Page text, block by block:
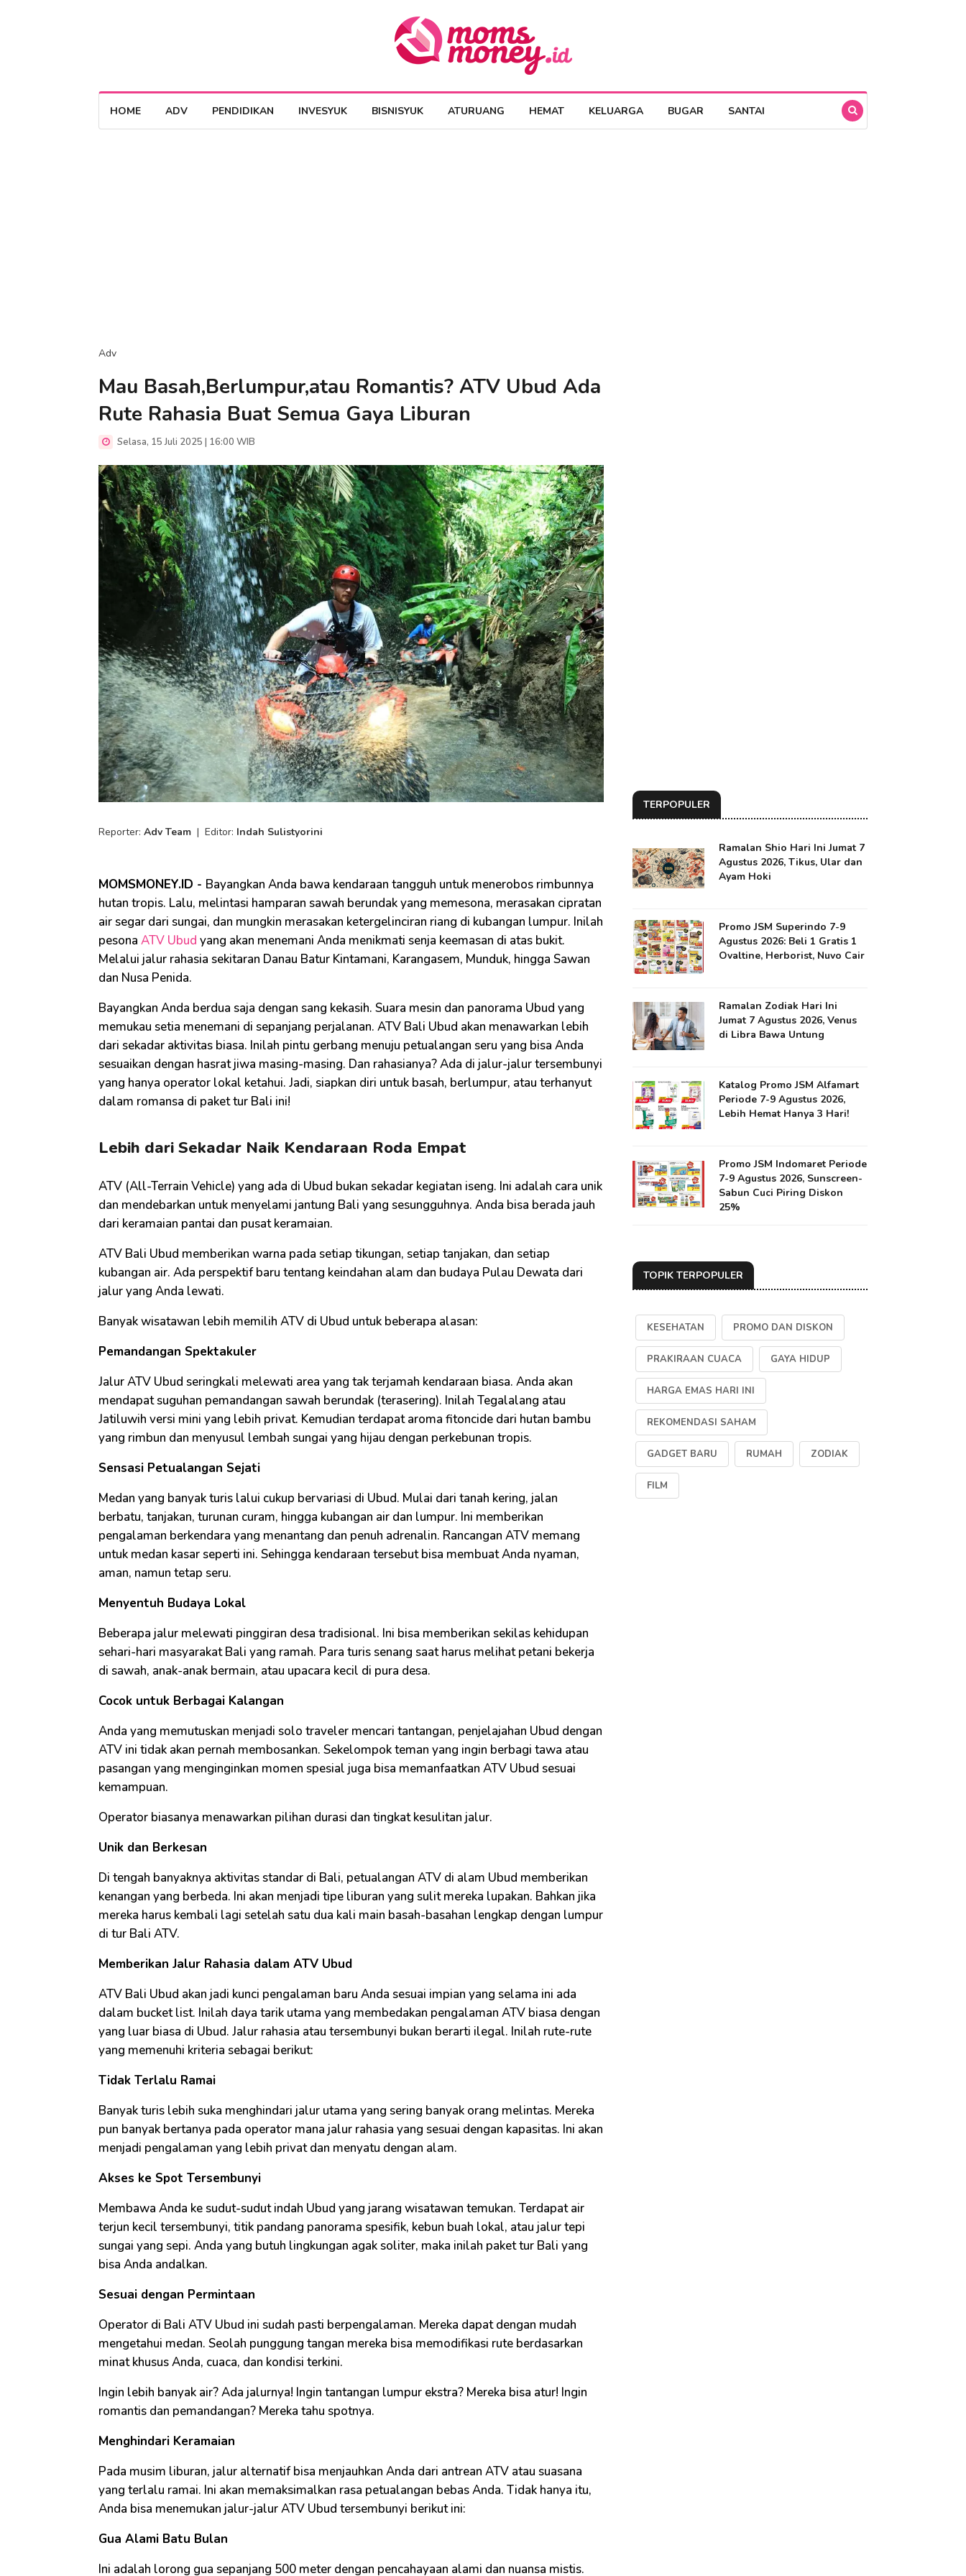
HOME ADV PENDIDIKAN INVESYUK BISNISYUK ATURUANG HEMAT KELUARGA BUGAR SANTAI
Adv
Mau Basah,Berlumpur,atau Romantis? ATV Ubud Ada
Rute Rahasia Buat Semua Gaya Liburan
Selasa, 15 Juli 2025 | 16:00 WIB
Reporter: Adv Team | Editor: Indah Sulistyorini
MOMSMONEY.ID - Bayangkan Anda bawa kendaraan tangguh untuk menerobos rimbunnya
hutan tropis. Lalu, melintasi hamparan sawah berundak yang memesona, merasakan cipratan
air segar dari sungai, dan mungkin merasakan ketergelinciran riang di kubangan lumpur. Inilah
pesona ATV Ubud yang akan menemani Anda menikmati senja keemasan di atas bukit.
Melalui jalur rahasia sekitaran Danau Batur Kintamani, Karangasem, Munduk, hingga Sawan
dan Nusa Penida.
Bayangkan Anda berdua saja dengan sang kekasih. Suara mesin dan panorama Ubud yang
memukau setia menemani di sepanjang perjalanan. ATV Bali Ubud akan menawarkan lebih
dari sekadar aktivitas biasa. Inilah pintu gerbang menuju petualangan seru yang bisa Anda
sesuaikan dengan hasrat jiwa masing-masing. Dan rahasianya? Ada di jalur-jalur tersembunyi
yang hanya operator lokal ketahui. Jadi, siapkan diri untuk basah, berlumpur, atau terhanyut
dalam romansa di paket tur Bali ini!
Lebih dari Sekadar Naik Kendaraan Roda Empat
ATV (All-Terrain Vehicle) yang ada di Ubud bukan sekadar kegiatan iseng. Ini adalah cara unik
dan mendebarkan untuk menyelami jantung Bali yang sesungguhnya. Anda bisa berada jauh
dari keramaian pantai dan pusat keramaian.
ATV Bali Ubud memberikan warna pada setiap tikungan, setiap tanjakan, dan setiap
kubangan air. Ada perspektif baru tentang keindahan alam dan budaya Pulau Dewata dari
jalur yang Anda lewati.
Banyak wisatawan lebih memilih ATV di Ubud untuk beberapa alasan:
Pemandangan Spektakuler
Jalur ATV Ubud seringkali melewati area yang tak terjamah kendaraan biasa. Anda akan
mendapat suguhan pemandangan sawah berundak (terasering). Inilah Tegalalang atau
Jatiluwih versi mini yang lebih privat. Kemudian terdapat aroma fitoncide dari hutan bambu
yang rimbun dan menyusul lembah sungai yang hijau dengan perkebunan tropis.
Sensasi Petualangan Sejati
Medan yang banyak turis lalui cukup bervariasi di Ubud. Mulai dari tanah kering, jalan
berbatu, tanjakan, turunan curam, hingga kubangan air dan lumpur. Ini memberikan
pengalaman berkendara yang menantang dan penuh adrenalin. Rancangan ATV memang
untuk medan kasar seperti ini. Sehingga kendaraan tersebut bisa membuat Anda nyaman,
aman, namun tetap seru.
Menyentuh Budaya Lokal
Beberapa jalur melewati pinggiran desa tradisional. Ini bisa memberikan sekilas kehidupan
sehari-hari masyarakat Bali yang ramah. Para turis senang saat harus melihat petani bekerja
di sawah, anak-anak bermain, atau upacara kecil di pura desa.
Cocok untuk Berbagai Kalangan
Anda yang memutuskan menjadi solo traveler mencari tantangan, penjelajahan Ubud dengan
ATV ini tidak akan pernah membosankan. Sekelompok teman yang ingin berbagi tawa atau
pasangan yang menginginkan momen spesial juga bisa memanfaatkan ATV Ubud sesuai
kemampuan.
Operator biasanya menawarkan pilihan durasi dan tingkat kesulitan jalur.
Unik dan Berkesan
Di tengah banyaknya aktivitas standar di Bali, petualangan ATV di alam Ubud memberikan
kenangan yang berbeda. Ini akan menjadi tipe liburan yang sulit mereka lupakan. Bahkan jika
mereka harus kembali lagi setelah satu dua kali main basah-basahan lengkap dengan lumpur
di tur Bali ATV.
Memberikan Jalur Rahasia dalam ATV Ubud
ATV Bali Ubud akan jadi kunci pengalaman baru Anda sesuai impian yang selama ini ada
dalam bucket list. Inilah daya tarik utama yang membedakan pengalaman ATV biasa dengan
yang luar biasa di Ubud. Jalur rahasia atau tersembunyi bukan berarti ilegal. Inilah rute-rute
yang memenuhi kriteria sebagai berikut:
Tidak Terlalu Ramai
Banyak turis lebih suka menghindari jalur utama yang sering banyak orang melintas. Mereka
pun banyak bertanya pada operator mana jalur rahasia yang sesuai dengan kapasitas. Ini akan
menjadi pengalaman yang lebih privat dan menyatu dengan alam.
Akses ke Spot Tersembunyi
Membawa Anda ke sudut-sudut indah Ubud yang jarang wisatawan temukan. Terdapat air
terjun kecil tersembunyi, titik pandang panorama spesifik, kebun buah lokal, atau jalur tepi
sungai yang sepi. Anda yang butuh lingkungan agak soliter, maka inilah paket tur Bali yang
bisa Anda andalkan.
Sesuai dengan Permintaan
Operator di Bali ATV Ubud ini sudah pasti berpengalaman. Mereka dapat dengan mudah
mengetahui medan. Seolah punggung tangan mereka bisa memodifikasi rute berdasarkan
minat khusus Anda, cuaca, dan kondisi terkini.
Ingin lebih banyak air? Ada jalurnya! Ingin tantangan lumpur ekstra? Mereka bisa atur! Ingin
romantis dan pemandangan? Mereka tahu spotnya.
Menghindari Keramaian
Pada musim liburan, jalur alternatif bisa menjauhkan Anda dari antrean ATV atau suasana
yang terlalu ramai. Ini akan memaksimalkan rasa petualangan bebas Anda. Tidak hanya itu,
Anda bisa menemukan jalur-jalur ATV Ubud tersembunyi berikut ini:
Gua Alami Batu Bulan
Ini adalah lorong gua sepanjang 500 meter dengan pencahayaan alami dan nuansa mistis.
TERPOPULER
Ramalan Shio Hari Ini Jumat 7
Agustus 2026, Tikus, Ular dan
Ayam Hoki
Promo JSM Superindo 7-9
Agustus 2026: Beli 1 Gratis 1
Ovaltine, Herborist, Nuvo Cair
Ramalan Zodiak Hari Ini
Jumat 7 Agustus 2026, Venus
di Libra Bawa Untung
Katalog Promo JSM Alfamart
Periode 7-9 Agustus 2026,
Lebih Hemat Hanya 3 Hari!
Promo JSM Indomaret Periode
7-9 Agustus 2026, Sunscreen-
Sabun Cuci Piring Diskon
25%
TOPIK TERPOPULER
KESEHATAN PROMO DAN DISKON
PRAKIRAAN CUACA GAYA HIDUP
HARGA EMAS HARI INI
REKOMENDASI SAHAM
GADGET BARU RUMAH ZODIAK
FILM